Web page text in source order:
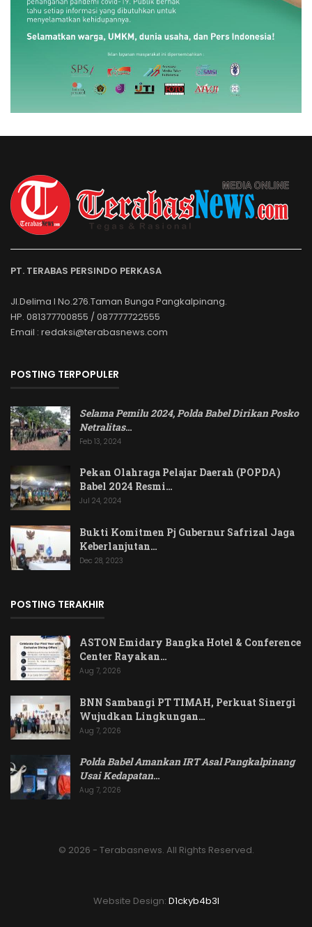
PT. TERABAS PERSINDO PERKASA
Jl.Delima I No.276.Taman Bunga Pangkalpinang.
HP. 081377700855 / 087777722555
Email : redaksi@terabasnews.com
POSTING TERPOPULER
Selama Pemilu 2024, Polda Babel Dirikan Posko
Netralitas…
Feb 13, 2024
Pekan Olahraga Pelajar Daerah (POPDA)
Babel 2024 Resmi…
Jul 24, 2024
Bukti Komitmen Pj Gubernur Safrizal Jaga
Keberlanjutan…
Dec 28, 2023
POSTING TERAKHIR
ASTON Emidary Bangka Hotel & Conference
Center Rayakan…
Aug 7, 2026
BNN Sambangi PT TIMAH, Perkuat Sinergi
Wujudkan Lingkungan…
Aug 7, 2026
Polda Babel Amankan IRT Asal Pangkalpinang
Usai Kedapatan…
Aug 7, 2026
© 2026 - Terabasnews. All Rights Reserved.
Website Design: D1ckyb4b3l